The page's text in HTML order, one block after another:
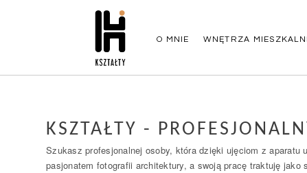
O MNIE WNĘTRZA
KSZTAŁTY -
Szukasz profesjonalnej osoby, która dzięki ujęciom z aparatu
pasjonatem fotografii architektury, a swoją pracę traktuję